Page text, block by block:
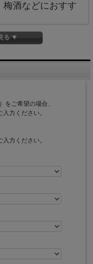
梅酒などにおすす
りグラスにして
ちょうどいい容量
る ▼
をご希望の場合、
力ください。
力ください。